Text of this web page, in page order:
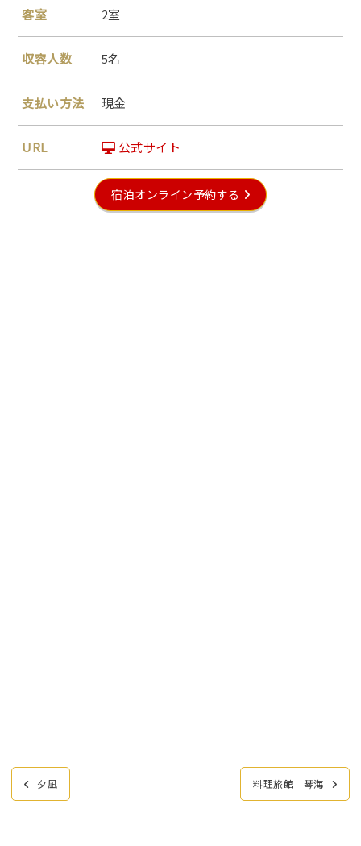
客室 2室
収容人数 5名
支払い方法 現金
URL 公式サイト
宿泊オンライン予約する
投
稿
夕凪 料理旅館 琴海